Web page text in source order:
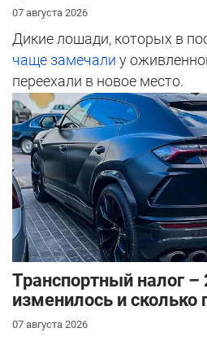
07 августа 2026
Дикие лошади, которых в
чаще замечали у
переехали в новое место.
Транспортный налог –
изменилось и сколько
07 августа 2026